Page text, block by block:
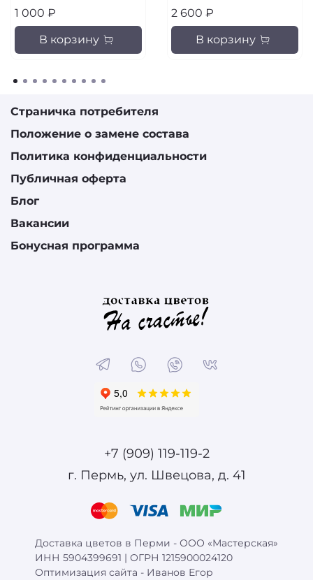
1 000 ₽
В корзину
2 600 ₽
В корзину
Страничка потребителя
Положение о замене состава
Политика конфиденциальности
Публичная оферта
Блог
Вакансии
Бонусная программа
+7 (909) 119-119-2
г. Пермь, ул. Швецова, д. 41
Доставка цветов в Перми - ООО «Мастерская»
ИНН 5904399691 | ОГРН 1215900024120
Оптимизация сайта - Иванов Егор